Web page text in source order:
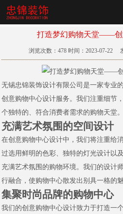
打造梦幻购物天堂——创
浏览次数： 478 时间：2023-07-22
无锡忠锦装饰设计有限公司是一家专业
创意购物中心设计服务。我们注重细节
个独特的、符合消费者需求的购物天堂。
充满艺术氛围的空间设计
在创意购物中心设计中，我们将注重给
过选用鲜明的色彩、独特的灯光设计以
充满艺术氛围的购物环境。我们的设计
行融合，使购物中心散发出别具一格的魅
集聚时尚品牌的购物中心
我们的创意购物中心设计致力于打造一